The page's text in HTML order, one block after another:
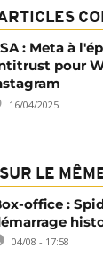
: Meta à
pour
16/04/2025
SUR LE
office :
04/08 - 17:58